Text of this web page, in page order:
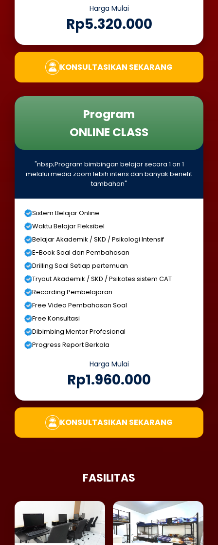
Harga Mulai
Rp5.320.000
KONSULTASIKAN SEKARANG
Program
ONLINE CLASS
"nbsp;Program bimbingan belajar secara 1 on 1
melalui media zoom lebih intens dan banyak benefit
tambahan"
Sistem Belajar Online
Waktu Belajar Fleksibel
Belajar Akademik / SKD / Psikologi Intensif
E-Book Soal dan Pembahasan
Drilling Soal Setiap pertemuan
Tryout Akademik / SKD / Psikotes sistem CAT
Recording Pembelajaran
Free Video Pembahasan Soal
Free Konsultasi
Dibimbing Mentor Profesional
Progress Report Berkala
Harga Mulai
Rp1.960.000
KONSULTASIKAN SEKARANG
FASILITAS